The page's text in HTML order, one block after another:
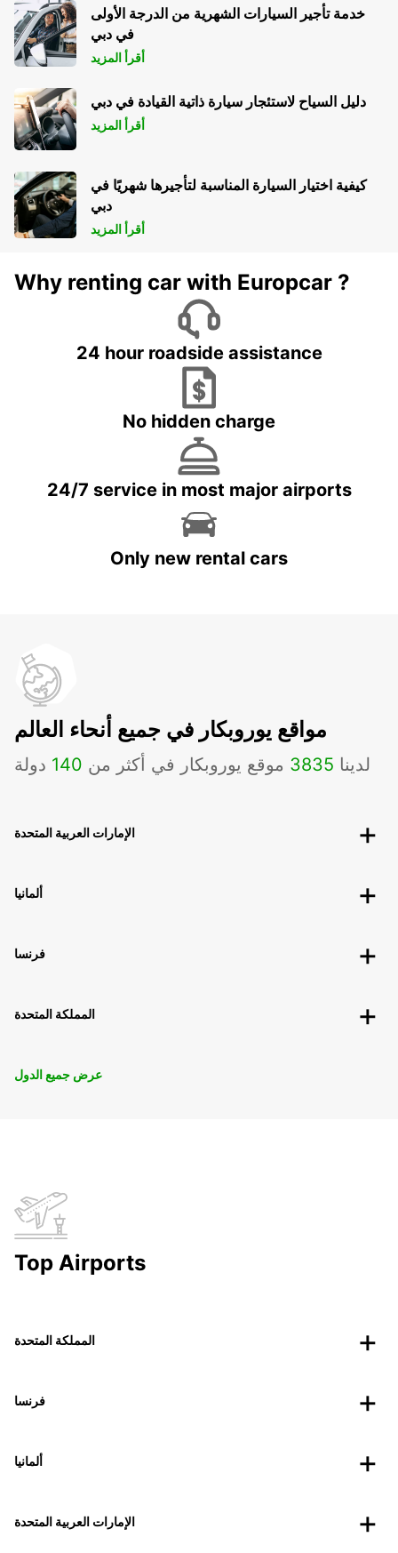
خدمة تأجير السيارات الشهرية من الدرجة الأولى
في دبي
أقرأ المزيد
دليل السياح لاستئجار سيارة ذاتية القيادة في دبي
أقرأ المزيد
كيفية اختيار السيارة المناسبة لتأجيرها شهريًا في
دبي
أقرأ المزيد
Why renting car with Europcar ?
24 hour roadside assistance
No hidden charge
24/7 service in most major airports
Only new rental cars
مواقع يوروبكار في جميع أنحاء العالم
لدينا 3835 موقع يوروبكار في أكثر من 140 دولة
الإمارات العربية المتحدة
ألمانيا
فرنسا
المملكة المتحدة
عرض جميع الدول
Top Airports
المملكة المتحدة
فرنسا
ألمانيا
الإمارات العربية المتحدة